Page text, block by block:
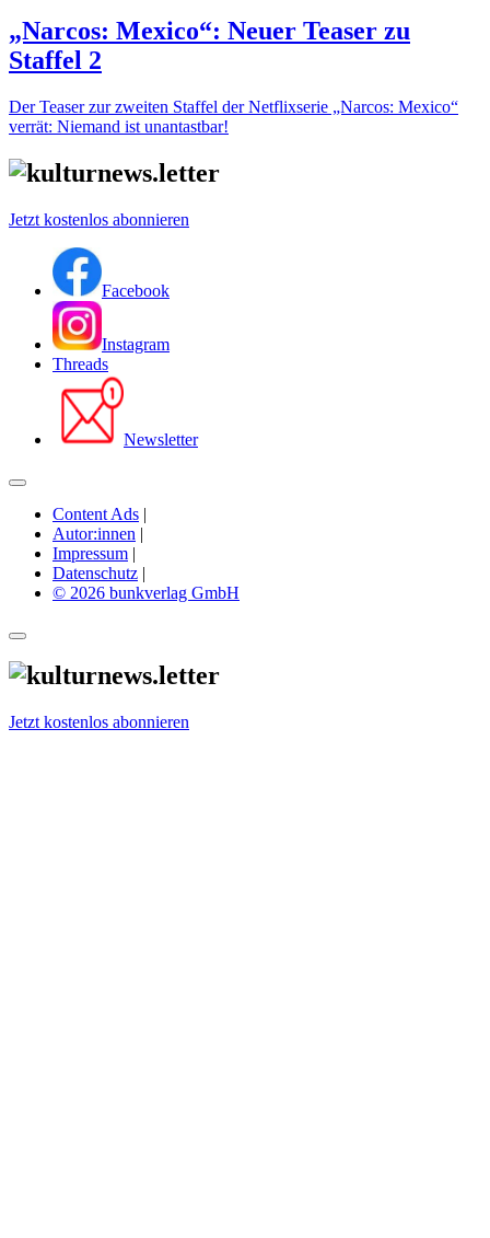
„Narcos: Mexico“: Neuer Teaser zu
Staffel 2
Der Teaser zur zweiten Staffel der Netflixserie „Narcos: Mexico“
verrät: Niemand ist unantastbar!
Jetzt kostenlos abonnieren
Facebook
Instagram
Threads
Newsletter
Content Ads |
Autor:innen |
Impressum |
Datenschutz |
© 2026 bunkverlag GmbH
Jetzt kostenlos abonnieren